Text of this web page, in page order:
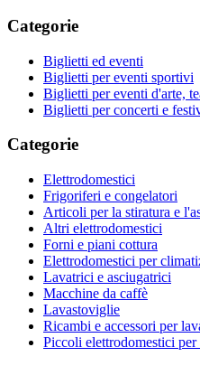
Categorie
Biglietti ed eventi
Biglietti per eventi sportivi
Biglietti per eventi d'arte,
Biglietti per concerti e
Categorie
Elettrodomestici
Frigoriferi e congelatori
Articoli per la stiratura e
Altri elettrodomestici
Forni e piani cottura
Elettrodomestici per
Lavatrici e asciugatrici
Macchine da caffè
Lavastoviglie
Ricambi e accessori per
Piccoli elettrodomestici per